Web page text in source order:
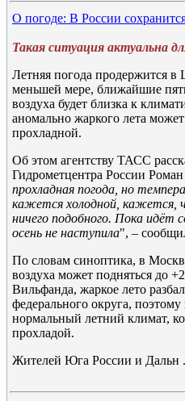
О погоде: В России
Такая ситуация актуальна
Летняя погода продержится в
меньшей мере, ближайшие
воздуха будет близка к
аномально жаркого лета
прохладной.
Об этом агентству ТАСС
Гидрометцентра России
прохладная погода, но
кажется холодной, кажется,
ничего подобного. Пока идёт
осень не наступила", –
По словам синоптика, в
воздуха может подняться до
Вильфанда, жаркое лето
федерального округа,
нормальный летний климат,
прохладой.
Жителей Юга России и Дальн